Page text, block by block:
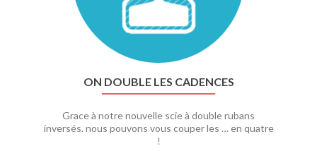
ON DOUBLE LES CADENCES
Grace à notre nouvelle scie à double rubans
inversés. nous pouvons vous couper les … en quatre
!